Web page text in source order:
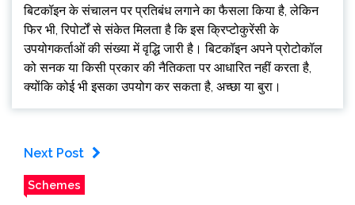
बिटकॉइन के संचालन पर प्रतिबंध लगाने का फैसला किया है, लेकिन
फिर भी, रिपोर्टों से संकेत मिलता है कि इस क्रिप्टोकुरेंसी के
उपयोगकर्ताओं की संख्या में वृद्धि जारी है। बिटकॉइन अपने प्रोटोकॉल
को सनक या किसी प्रकार की नैतिकता पर आधारित नहीं करता है,
क्योंकि कोई भी इसका उपयोग कर सकता है, अच्छा या बुरा।
Next Post
Schemes